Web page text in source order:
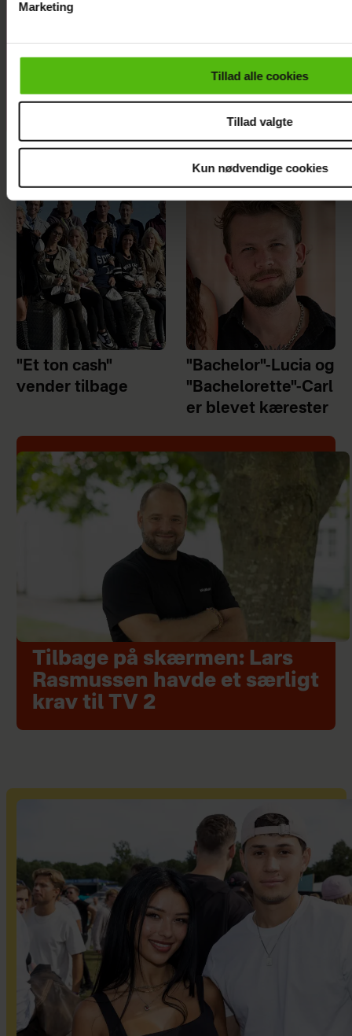
cookiepolitik.
Marketing
Tillad alle cookies
Tillad valgte
Kun nødvendige cookies
"Et ton cash"
vender tilbage
"Bachelor"-Lucia og
"Bachelorette"-Carl
er blevet kærester
Tilbage på skærmen: Lars
Rasmussen havde et særligt
krav til TV 2